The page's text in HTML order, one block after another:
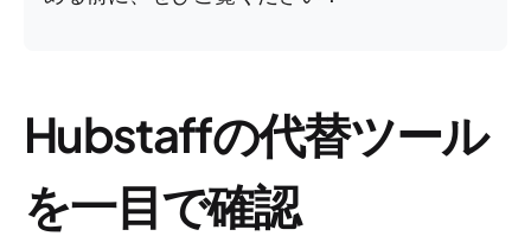
Hubstaffの代替ツール
を一目で確認